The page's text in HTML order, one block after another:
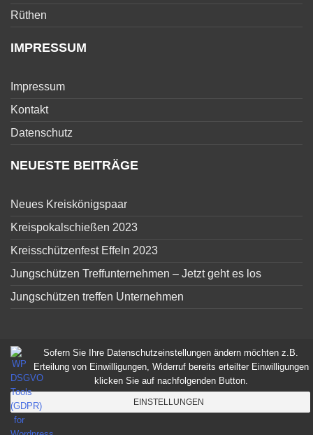
Rüthen
IMPRESSUM
Impressum
Kontakt
Datenschutz
NEUESTE BEITRÄGE
Neues Kreiskönigspaar
Kreispokalschießen 2023
Kreisschützenfest Effeln 2023
Jungschützen Treffunternehmen – Jetzt geht es los
Jungschützen treffen Unternehmen
Copyright © 2026Kreisschützenbund Lippstadt
design by A24-data |Impressum
Sofern Sie Ihre Datenschutzeinstellungen ändern möchten z.B.
Erteilung von Einwilligungen, Widerruf bereits erteilter Einwilligungen
klicken Sie auf nachfolgenden Button.
EINSTELLUNGEN